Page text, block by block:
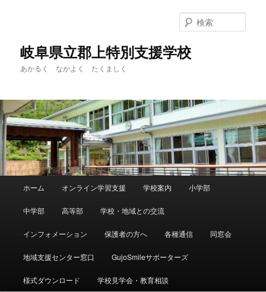
岐阜県立郡上特別支援学校
あかるく なかよく たくましく
索
メ
イ
ン
ホーム オンライン学習支援 学校案内 小学部
中学部 高等部 学校・地域との交流
インフォメーション 保護者の方へ 各種通信 同窓会
地域支援センター窓口 GujoSmileサポーターズ
様式ダウンロード 学校見学会・教育相談